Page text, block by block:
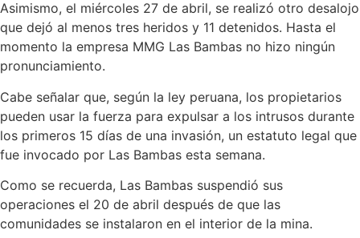
Asimismo, el miércoles 27 de abril, se realizó otro desalojo
que dejó al menos tres heridos y 11 detenidos. Hasta el
momento la empresa MMG Las Bambas no hizo ningún
pronunciamiento.
Cabe señalar que, según la ley peruana, los propietarios
pueden usar la fuerza para expulsar a los intrusos durante
los primeros 15 días de una invasión, un estatuto legal que
fue invocado por Las Bambas esta semana.
Como se recuerda, Las Bambas suspendió sus
operaciones el 20 de abril después de que las
comunidades se instalaron en el interior de la mina.